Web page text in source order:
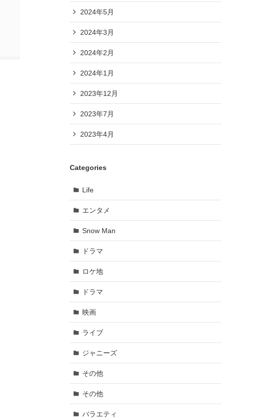
2024年5月
2024年3月
2024年2月
2024年1月
2023年12月
2023年7月
2023年4月
Categories
Life
エンタメ
Snow Man
ドラマ
ロケ地
ドラマ
映画
ライブ
ジャニーズ
その他
その他
バラエティ